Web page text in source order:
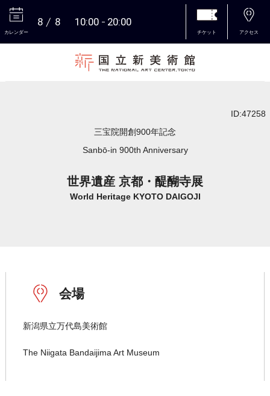
カレンダー
8 8 10:00 20:00
チケット アクセス
ID:47258
三宝院開創900年記念
Sanbō-in 900th Anniversary
世界遺産 京都・醍醐寺展
World Heritage KYOTO DAIGOJI
会場
新潟県立万代島美術館
The Niigata Bandaijima Art Museum